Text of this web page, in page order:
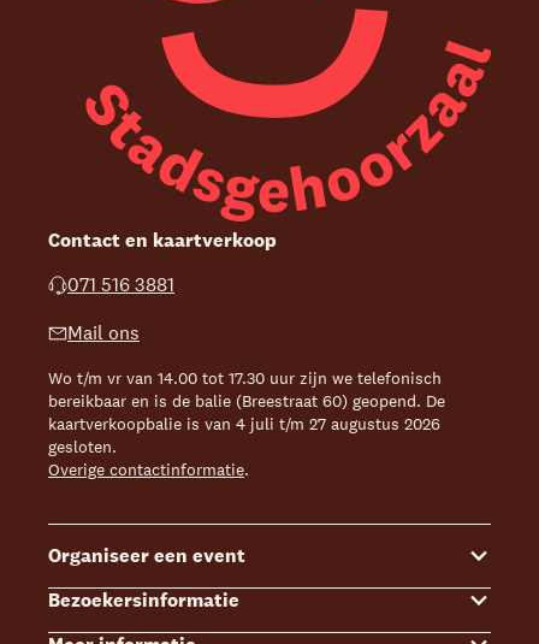
Contact en kaartverkoop
071 516 3881
Mail ons
Wo t/m vr van 14.00 tot 17.30 uur zijn we telefonisch
bereikbaar en is de balie (Breestraat 60) geopend. De
kaartverkoopbalie is van 4 juli t/m 27 augustus 2026
gesloten.
Overige contactinformatie.
Organiseer een event
Events
Bezoekersinformatie